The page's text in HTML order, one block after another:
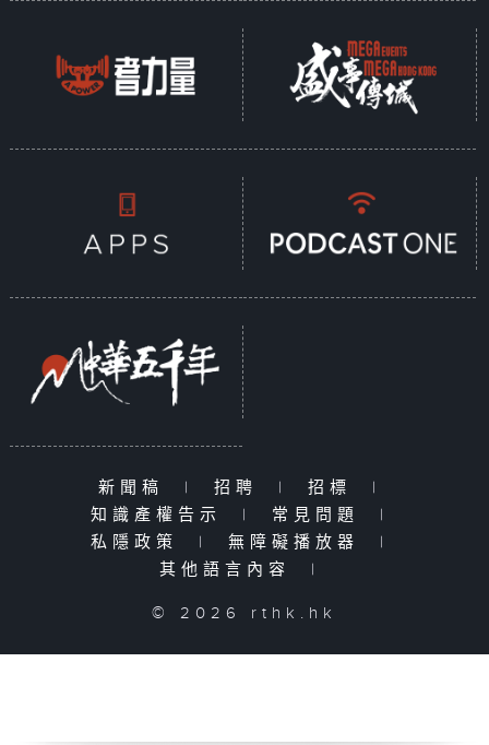
新聞稿 | 招聘 | 招標
|
知識產權告示
| 常見問題
|
私隱政策
| 無障礙播放器
|
其他語言內容
|
© 2026 rthk.hk